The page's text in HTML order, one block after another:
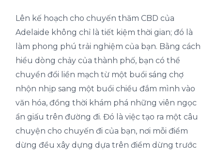
Lên kế hoạch cho chuyến thăm CBD của
Adelaide không chỉ là tiết kiệm thời gian; đó là
làm phong phú trải nghiệm của bạn. Bằng cách
hiểu dòng chảy của thành phố, bạn có thể
chuyển đổi liền mạch từ một buổi sáng chợ
nhộn nhịp sang một buổi chiều đắm mình vào
văn hóa, đồng thời khám phá những viên ngọc
ẩn giấu trên đường đi. Đó là việc tạo ra một câu
chuyện cho chuyến đi của bạn, nơi mỗi điểm
dừng đều xây dựng dựa trên điểm dừng trước